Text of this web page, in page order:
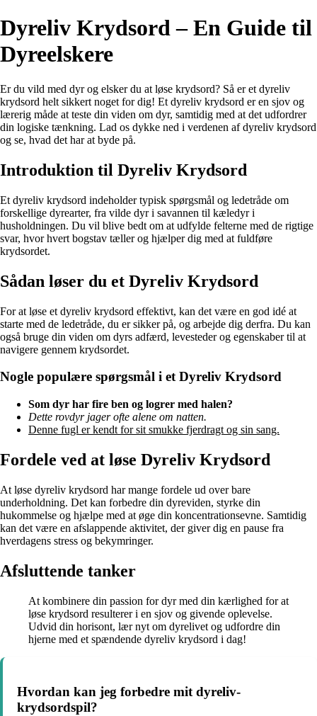
Dyreliv Krydsord – En Guide til
Dyreelskere
Er du vild med dyr og elsker du at løse krydsord? Så er et dyreliv
krydsord helt sikkert noget for dig! Et dyreliv krydsord er en sjov og
lærerig måde at teste din viden om dyr, samtidig med at det udfordrer
din logiske tænkning. Lad os dykke ned i verdenen af dyreliv krydsord
og se, hvad det har at byde på.
Introduktion til Dyreliv Krydsord
Et dyreliv krydsord indeholder typisk spørgsmål og ledetråde om
forskellige dyrearter, fra vilde dyr i savannen til kæledyr i
husholdningen. Du vil blive bedt om at udfylde felterne med de rigtige
svar, hvor hvert bogstav tæller og hjælper dig med at fuldføre
krydsordet.
Sådan løser du et Dyreliv Krydsord
For at løse et dyreliv krydsord effektivt, kan det være en god idé at
starte med de ledetråde, du er sikker på, og arbejde dig derfra. Du kan
også bruge din viden om dyrs adfærd, levesteder og egenskaber til at
navigere gennem krydsordet.
Nogle populære spørgsmål i et Dyreliv Krydsord
Som dyr har fire ben og logrer med halen?
Dette rovdyr jager ofte alene om natten.
Denne fugl er kendt for sit smukke fjerdragt og sin sang.
Fordele ved at løse Dyreliv Krydsord
At løse dyreliv krydsord har mange fordele ud over bare
underholdning. Det kan forbedre din dyreviden, styrke din
hukommelse og hjælpe med at øge din koncentrationsevne. Samtidig
kan det være en afslappende aktivitet, der giver dig en pause fra
hverdagens stress og bekymringer.
Afsluttende tanker
At kombinere din passion for dyr med din kærlighed for at
løse krydsord resulterer i en sjov og givende oplevelse.
Udvid din horisont, lær nyt om dyrelivet og udfordre din
hjerne med et spændende dyreliv krydsord i dag!
Hvordan kan jeg forbedre mit dyreliv-
krydsordspil?